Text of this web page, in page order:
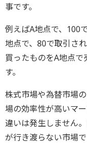
事です。
例えばA地点で、100
地点で、80で取引さ
買ったものをA地点
す。
株式市場や為替市場
場の効率性が高いマ
違いは発生しません
が行き渡らない市場